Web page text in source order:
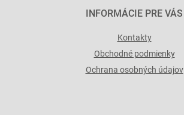
INFORMÁCIE PRE VÁS
Kontakty
Obchodné podmienky
Ochrana osobných údajov